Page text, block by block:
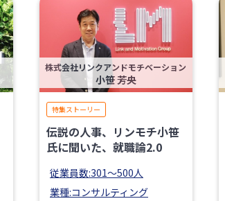
株式会社リンクアンドモチベーション
小笹 芳央
特集ストーリー
伝説の人事、リンモチ小笹
氏に聞いた、就職論2.0
従業員数:301〜500人
業種:コンサルティング